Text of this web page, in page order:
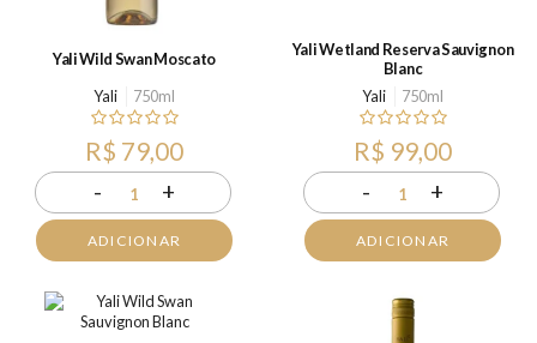
Yali Wild Swan Moscato
Yali
750ml
R$ 79,00
- 1 +
ADICIONAR
Yali Wetland Reserva Sauvignon
Blanc
Yali
750ml
R$ 99,00
- 1 +
ADICIONAR